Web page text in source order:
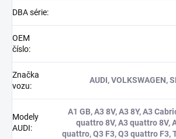
DBA série:
OEM
číslo:
Značka
vozu:
AUDI, VOLKSWAGEN,
Modely
AUDI:
A1 GB, A3 8V, A3 8Y, A3
quattro 8V, A3 quattro 8V,
quattro, Q3 F3, Q3 quattro F3,